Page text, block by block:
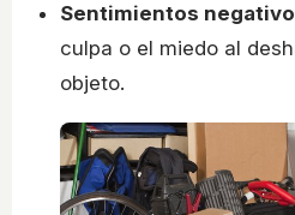
Sentimientos
culpa o el miedo al
objeto.